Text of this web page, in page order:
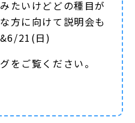
たいけどどの種目が
方に向けて説明会も
21(日)
をご覧ください。